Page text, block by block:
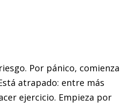
Por pánico, comienza
atrapado: entre más
ejercicio. Empieza por